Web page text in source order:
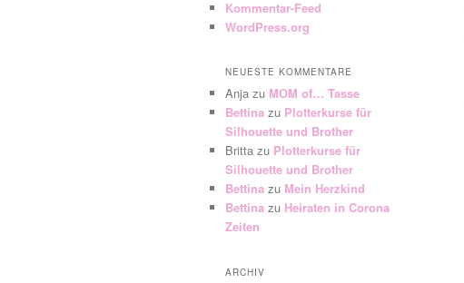
Kommentar-Feed
WordPress.org
NEUESTE KOMMENTARE
Anja zu MOM of… Tasse
Bettina zu Plotterkurse für
Silhouette und Brother
Britta zu Plotterkurse für
Silhouette und Brother
Bettina zu Mein Herzkind
Bettina zu Heiraten in Corona
Zeiten
ARCHIV